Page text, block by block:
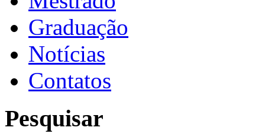
Graduação
Notícias
Contatos
Pesquisar